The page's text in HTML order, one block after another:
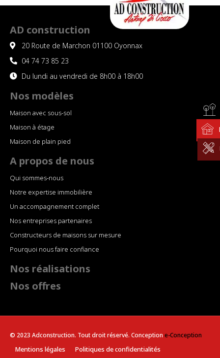
AD construction
20 Route de Marchon 01100 Oyonnax
04 74 73 85 23
Du lundi au vendredi de 8h00 à 18h00
Nos modèles
Maison avec sous-sol
Maison à étage
Maison de plain pied
A propos de nous
Qui sommes-nous
Notre expertise immobilière
Un accompagnement complet
Nos entreprises partenaires
Constructeurs de maisons sur mesure
Pourquoi nous faire confiance
Nos réalisations
Nos offres
© 2023 Adconstruction. Tout droit réservé. Conception e-Conception
Mentions légales Politiques de confidentialités